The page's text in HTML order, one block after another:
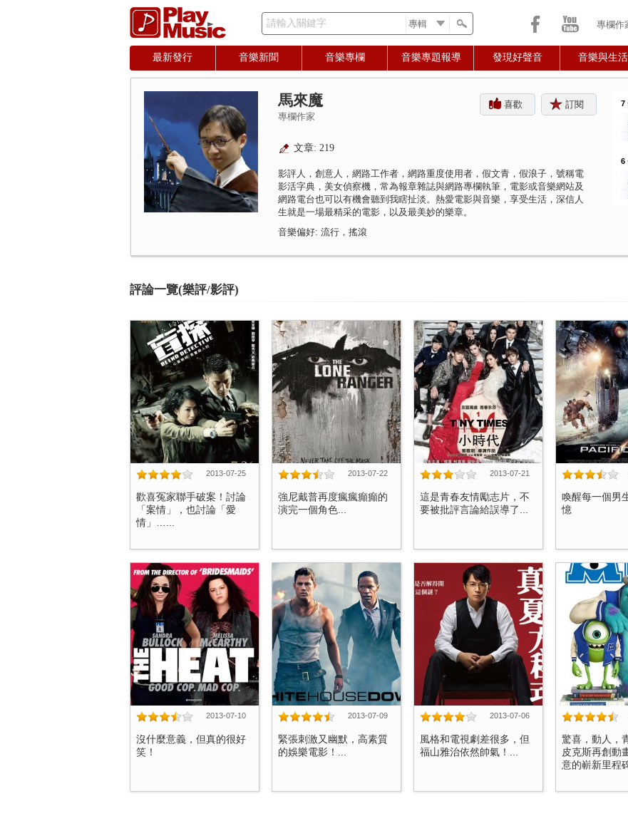
請輸入關鍵字 專欄作
最新發行 音樂新聞 音樂專欄 音樂專題報導 發現好聲音 音樂與生活
馬來魔 喜歡
訂閱
專欄作家
文章: 219
影評人，創意人，網路工作者，網路重度使用者，假文青，假浪子，號稱電
影活字典，美女偵察機，常為報章雜誌與網路專欄執筆，電影或音樂網站及
網路電台也可以有機會聽到我瞎扯淡。熱愛電影與音樂，享受生活，深信人
生就是一場最精采的電影，以及最美妙的樂章。
音樂偏好: 流行，搖滾
7
6
評論一覽(樂評/影評)
2013-07-25
歡喜冤家聯手破案！討論
「案情」，也討論「愛
情」…...
2013-07-22
強尼戴普再度瘋瘋癲癲的
演完一個角色...
2013-07-21
這是青春友情勵志片，不
要被批評言論給誤導了...
喚醒每一個男
憶
2013-07-10
沒什麼意義，但真的很好
笑！
2013-07-09
緊張刺激又幽默，高素質
的娛樂電影！...
2013-07-06
風格和電視劇差很多，但
福山雅治依然帥氣！...
驚喜，動人，
皮克斯再創動
意的嶄新里程